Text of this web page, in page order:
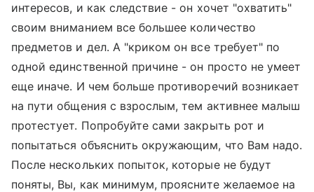
интересов, и как следствие - он хочет "охватить"
своим вниманием все большее количество
предметов и дел. А "криком он все требует" по
одной единственной причине - он просто не умеет
еще иначе. И чем больше противоречий возникает
на пути общения с взрослым, тем активнее малыш
протестует. Попробуйте сами закрыть рот и
попытаться объяснить окружающим, что Вам надо.
После нескольких попыток, которые не будут
поняты, Вы, как минимум, проясните желаемое на